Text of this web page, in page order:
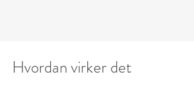
Hvordan virker det